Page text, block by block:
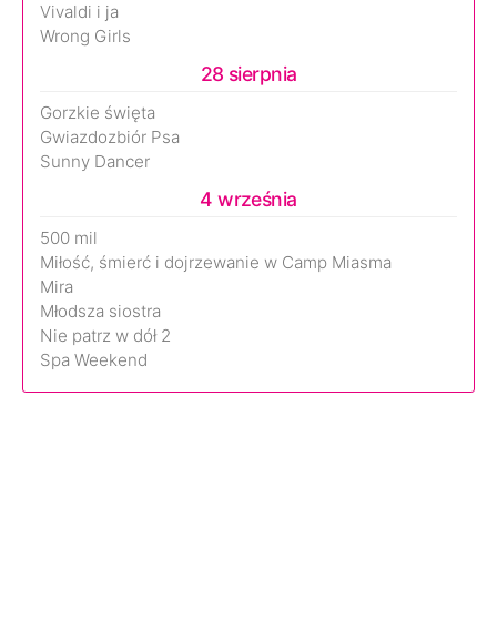
Vivaldi i ja
Wrong Girls
28 sierpnia
Gorzkie święta
Gwiazdozbiór Psa
Sunny Dancer
4 września
500 mil
Miłość, śmierć i dojrzewanie w Camp Miasma
Mira
Młodsza siostra
Nie patrz w dół 2
Spa Weekend